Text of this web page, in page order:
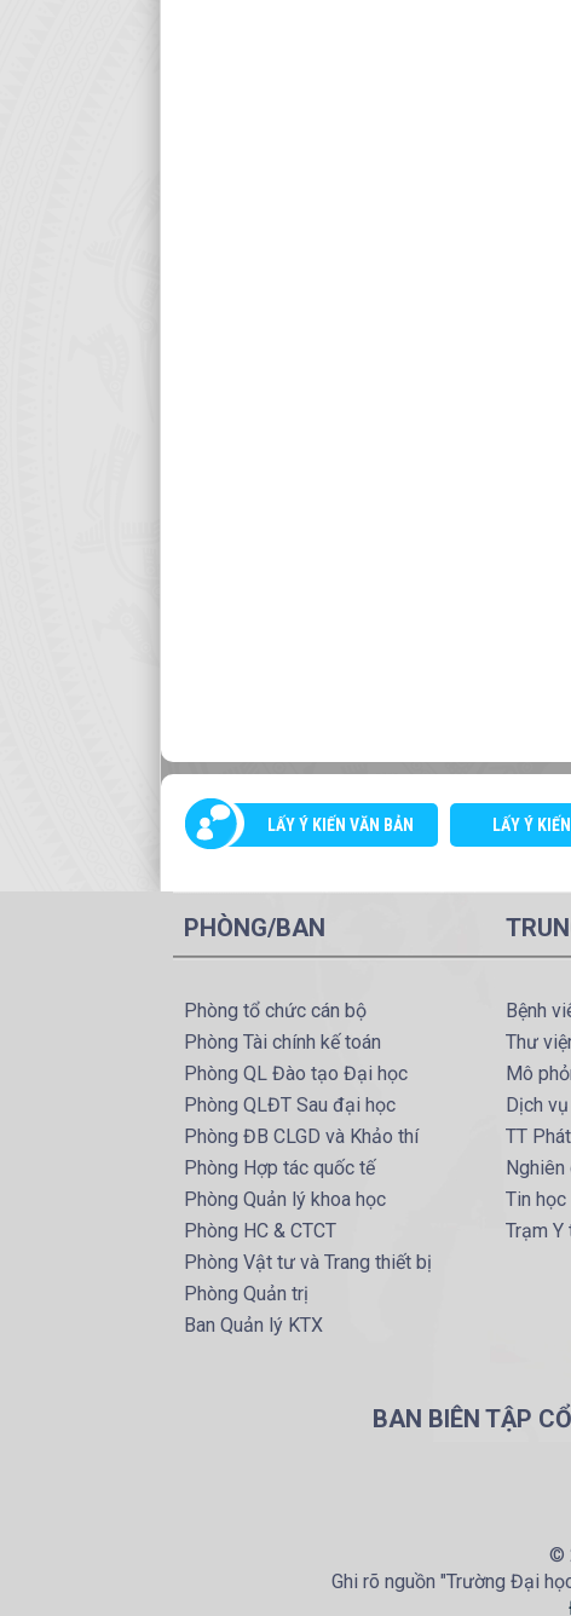
LẤY Ý KIẾN VĂN BẢN LẤY Ý
PHÒNG/BAN
Phòng tổ chức cán bộ
Phòng Tài chính kế toán
Phòng QL Đào tạo Đại học
Phòng QLĐT Sau đại học
Phòng ĐB CLGD và Khảo thí
Phòng Hợp tác quốc tế
Phòng Quản lý khoa học
Phòng HC & CTCT
Phòng Vật tư và Trang thiết bị
Phòng Quản trị
Ban Quản lý KTX
Bệnh
Thư
Mô
Dịch
TT
Tin
Trạm Y
BAN BIÊN TẬP
©
Ghi rõ nguồn "Trường Đại